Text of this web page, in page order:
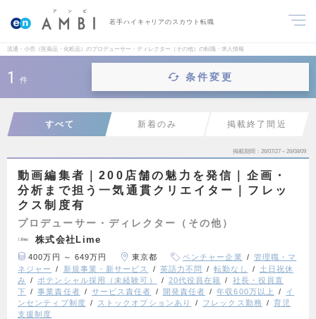
若手ハイキャリアのスカウト転職
流通・小売（医薬品・化粧品）のプロデューサー・ディレクター（その他）の転職・求人情報
1 件 条件変更
すべて 新着のみ 掲載終了間近
掲載期間 26/07/27～26/08/09
動画編集者｜200店舗の魅力を発信｜企画・
分析まで担う一気通貫クリエイター｜フレッ
クス制度有
プロデューサー・ディレクター（その他）
株式会社Lime
400万円 ～ 649万円 東京都 ベンチャー企業
管理職・マ
ネジャー
新規事業・新サービス 英語力不問 転勤なし
土日祝休
み
ポテンシャル採用（未経験可） 20代役員在籍
社長・役員直
下
事業責任者 サービス責任者 開発責任者 年収600万以上
イ
ンセンティブ制度
ストックオプションあり フレックス勤務
育児
支援制度